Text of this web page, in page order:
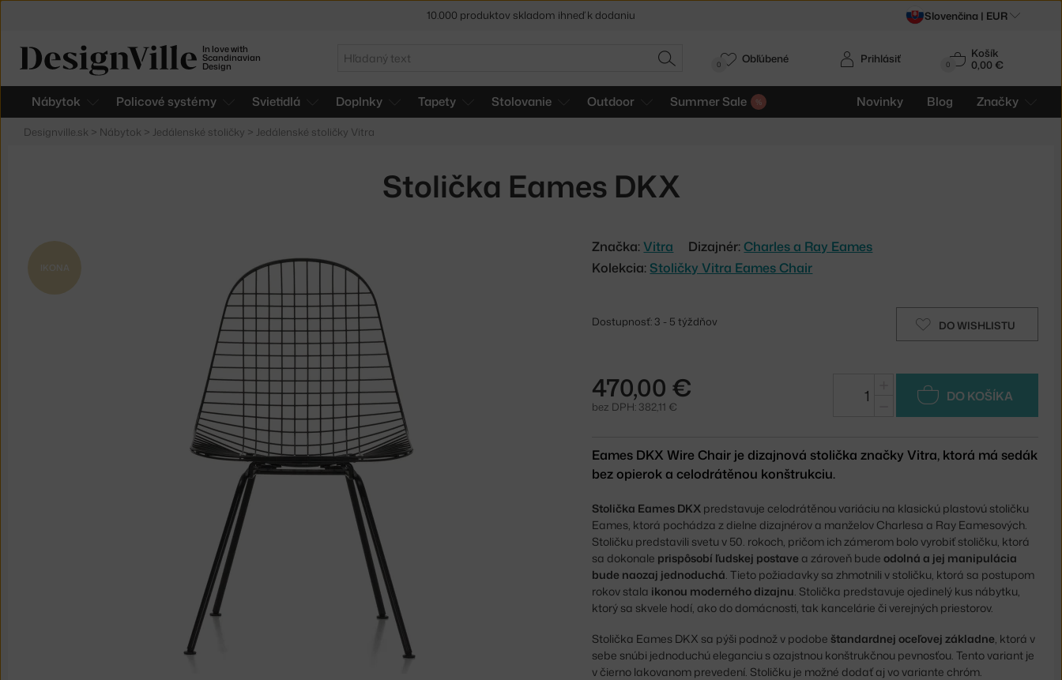
In love with
Scandinavian
Design
Hľadať
HĽADAŤ 0
Košík
0,00 €
Nábytok Policové systémy Svietidlá Doplnky Tapety Stolovanie Outdoor Summer Sale Novinky Blog Značky
Prihlásiť
0 Obľúbené
Designville.sk > Nábytok > Jedálenské stoličky > Jedálenské stoličky Vitra
Stolička Eames DKX
IKONA
Značka:Vitra Dizajnér:Charles a Ray Eames
Kolekcia: Stoličky Vitra Eames Chair
DO WISHLISTU
Dostupnosť: 3 - 5 týždňov
470,00 €
bez DPH: 382,11 €
DO KOŠÍKA
Eames DKX Wire Chair je dizajnová stolička značky Vitra, ktorá má sedák
bez opierok a celodrátěnou konštrukciu.
Stolička Eames DKX predstavuje celodrátěnou variáciu na klasickú plastovú stoličku
Eames, ktorá pochádza z dielne dizajnérov a manželov Charlesa a Ray Eamesových.
Stoličku predstavili svetu v 50. rokoch, pričom ich zámerom bolo vyrobiť stoličku, ktorá
sa dokonale prispôsobí ľudskej postave a zároveň budeodolná a jej manipulácia
bude naozaj jednoduchá . Tieto požiadavky sa zhmotnili v stoličku, ktorá sa postupom
rokov stala ikonou moderného dizajnu . Stolička predstavuje ojedinelý kus nábytku,
ktorý sa skvele hodí, ako do domácnosti, tak kancelárie či verejných priestorov.
Stolička Eames DKX sa pýši podnož v podobe štandardnej oceľovej základne, ktorá v
sebe snúbi jednoduchú eleganciu s ozajstnou konštrukčnou pevnosťou. Tento variant je
v čierno lakovanom prevedení. Stoličku je možné dodať aj vo variante chróm.
5 % zľava pre odberateľovnewslettera Slovenčina | EUR